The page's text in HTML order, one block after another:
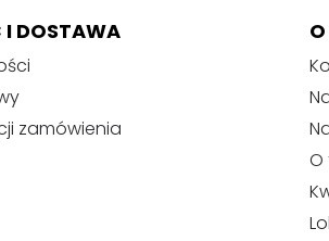
I DOSTAWA
zamówienia
O